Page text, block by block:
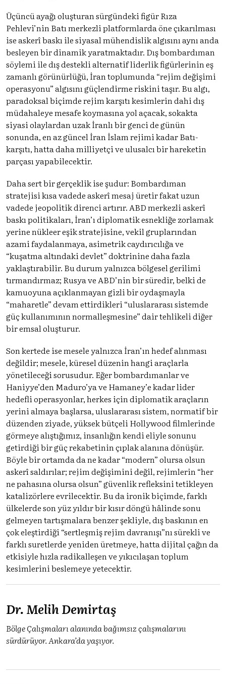
Üçüncü ayağı oluşturan sürgündeki figür Rıza
Pehlevi’nin Batı merkezli platformlarda öne çıkarılması
ise askerî baskı ile siyasal mühendislik algısını aynı anda
besleyen bir dinamik yaratmaktadır. Dış bombardıman
söylemi ile dış destekli alternatif liderlik figürlerinin eş
zamanlı görünürlüğü, İran toplumunda “rejim değişimi
operasyonu” algısını güçlendirme riskini taşır. Bu algı,
paradoksal biçimde rejim karşıtı kesimlerin dahi dış
müdahaleye mesafe koymasına yol açacak, sokakta
siyasi olaylardan uzak İranlı bir genci de günün
sonunda, en az güncel İran İslam rejimi kadar Batı-
karşıtı, hatta daha milliyetçi ve ulusalcı bir hareketin
parçası yapabilecektir.
Daha sert bir gerçeklik ise şudur: Bombardıman
stratejisi kısa vadede askerî mesaj üretir fakat uzun
vadede jeopolitik direnci artırır. ABD merkezli askerî
baskı politikaları, İran’ı diplomatik esnekliğe zorlamak
yerine nükleer eşik stratejisine, vekil gruplarından
azami faydalanmaya, asimetrik caydırıcılığa ve
“kuşatma altındaki devlet” doktrinine daha fazla
yaklaştırabilir. Bu durum yalnızca bölgesel gerilimi
tırmandırmaz; Rusya ve ABD’nin bir süredir, belki de
kamuoyuna açıklanmayan gizli bir oydaşmayla
“maharetle” devam ettirdikleri “uluslararası sistemde
güç kullanımının normalleşmesine” dair tehlikeli diğer
bir emsal oluşturur.
Son kertede ise mesele yalnızca İran’ın hedef alınması
değildir; mesele, küresel düzenin hangi araçlarla
yönetileceği sorusudur. Eğer bombardımanlar ve
Haniyye’den Maduro’ya ve Hamaney’e kadar lider
hedefli operasyonlar, herkes için diplomatik araçların
yerini almaya başlarsa, uluslararası sistem, normatif bir
düzenden ziyade, yüksek bütçeli Hollywood filmlerinde
görmeye alıştığımız, insanlığın kendi eliyle sonunu
getirdiği bir güç rekabetinin çıplak alanına dönüşür.
Böyle bir ortamda da ne kadar “modern” olursa olsun
askerî saldırılar; rejim değişimini değil, rejimlerin “her
ne pahasına olursa olsun” güvenlik refleksini tetikleyen
katalizörlere evrilecektir. Bu da ironik biçimde, farklı
ülkelerde son yüz yıldır bir kısır döngü hâlinde sonu
gelmeyen tartışmalara benzer şekliyle, dış baskının en
çok eleştirdiği “sertleşmiş rejim davranışı”nı sürekli ve
farklı suretlerde yeniden üretmeye, hatta dijital çağın da
etkisiyle hızla radikalleşen ve yıkıcılaşan toplum
kesimlerini beslemeye yetecektir.
Dr. Melih Demirtaş
Bölge Çalışmaları alanında bağımsız çalışmalarını
sürdürüyor. Ankara’da yaşıyor.